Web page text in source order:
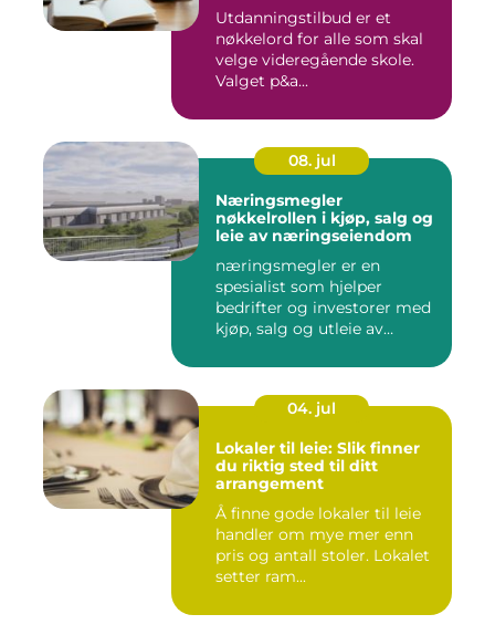
Utdanningstilbud er et
nøkkelord for alle som skal
velge videregående skole.
Valget p&a...
08. jul
Næringsmegler
nøkkelrollen i kjøp, salg og
leie av næringseiendom
næringsmegler er en
spesialist som hjelper
bedrifter og investorer med
kjøp, salg og utleie av
04. jul
Lokaler til leie: Slik finner
du riktig sted til ditt
arrangement
Å finne gode lokaler til leie
handler om mye mer enn
pris og antall stoler. Lokalet
setter ram...